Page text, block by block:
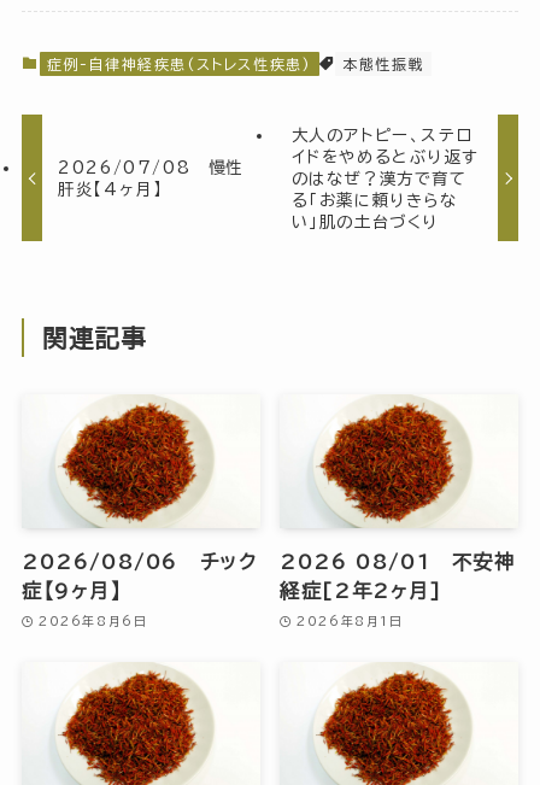
症例-自律神経疾患(ストレス性疾患) 本態性振戦
2026/07/08 慢性
肝炎【4ヶ月】
大人のアトピー、ステロ
イドをやめるとぶり返す
のはなぜ？漢方で育て
る「お薬に頼りきらな
い」肌の土台づくり
関連記事
2026/08/06 チック
症【9ヶ月】
2026年8月6日
2026 08/01 不安神
経症[2年2ヶ月]
2026年8月1日